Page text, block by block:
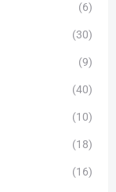
(6)
(30)
(9)
(40)
(10)
(18)
(16)